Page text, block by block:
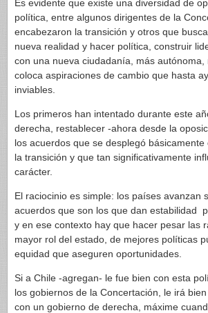
Es evidente que existe una diversidad de
política, entre algunos dirigentes de la
encabezaron la transición y otros que
nueva realidad y hacer política, construir
con una nueva ciudadanía, más autónoma,
coloca aspiraciones de cambio que hasta
inviables.
Los primeros han intentado durante este
derecha, restablecer -ahora desde la
los acuerdos que se desplegó
la transición y que tan significativamente
carácter.
El raciocinio es simple: los países avanzan
acuerdos que son los que dan estabilidad
y en ese contexto hay que hacer pesar las
mayor rol del estado, de mejores políticas
equidad que aseguren oportunidades.
Si a Chile -agregan- le fue bien con esta
los gobiernos de la Concertación, le irá
con un gobierno de derecha, máxime